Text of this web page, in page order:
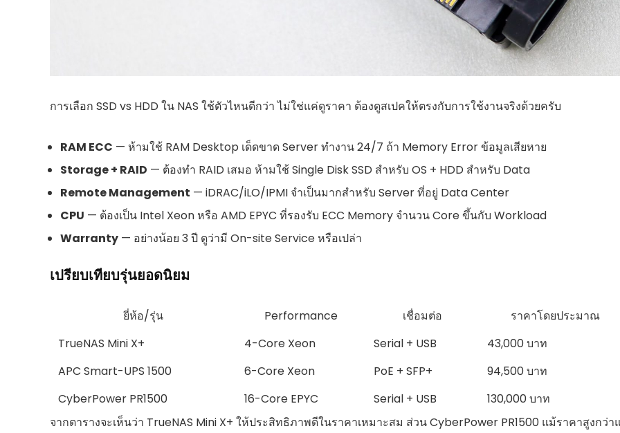
การเลือก SSD vs HDD ใน NAS ใช้ตัวไหนดีกว่า ไม่ใช่แค่ดูราคา ต้องดูสเปคให้ตรงกับการใช้งานจริงด้วยครับ
RAM ECC — ห้ามใช้ RAM Desktop เด็ดขาด Server ทำงาน 24/7 ถ้า Memory Error ข้อมูลเสียหาย
Storage + RAID — ต้องทำ RAID เสมอ ห้ามใช้ Single Disk SSD สำหรับ OS + HDD สำหรับ Data
Remote Management — iDRAC/iLO/IPMI จำเป็นมากสำหรับ Server ที่อยู่ Data Center
CPU — ต้องเป็น Intel Xeon หรือ AMD EPYC ที่รองรับ ECC Memory จำนวน Core ขึ้นกับ Workload
Warranty — อย่างน้อย 3 ปี ดูว่ามี On-site Service หรือเปล่า
เปรียบเทียบรุ่นยอดนิยม
ยี่ห้อ/รุ่น Performance เชื่อมต่อ
ราคาโดยประมาณ
TrueNAS Mini X+
4-Core Xeon Serial + USB
43,000 บาท
APC Smart-UPS 1500
6-Core Xeon PoE + SFP+
94,500 บาท
CyberPower PR1500
16-Core EPYC Serial + USB
130,000 บาท
จากตารางจะเห็นว่า TrueNAS Mini X+ ให้ประสิทธิภาพดีในราคาเหมาะสม ส่วน CyberPower PR1500 แม้ราคาสูงกว่า